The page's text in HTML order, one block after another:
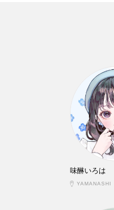
味醂いろは
YAMANASHI